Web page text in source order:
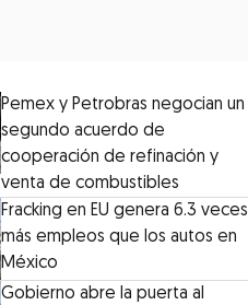
Pemex y Petrobras negocian un
segundo acuerdo de
cooperación de refinación y
venta de combustibles
Fracking en EU genera 6.3 veces
más empleos que los autos en
México
Gobierno abre la puerta al